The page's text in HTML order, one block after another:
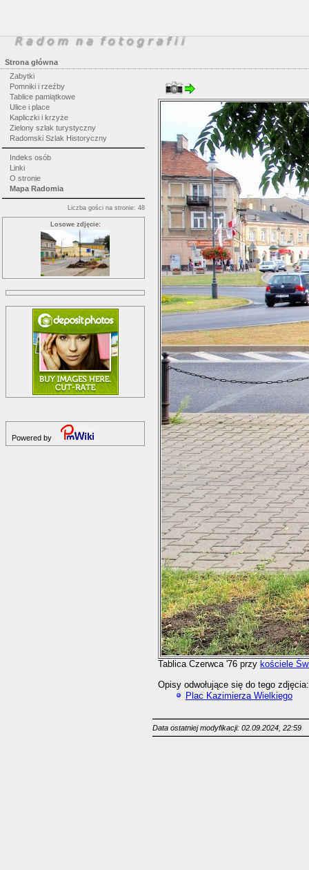
Strona główna
Zabytki
Pomniki i rzeźby
Tablice pamiątkowe
Ulice i place
Kapliczki i krzyże
Zielony szlak turystyczny
Radomski Szlak Historyczny
Indeks osób
Linki
O stronie
Mapa Radomia
Liczba gości na stronie: 48
Losowe zdjęcie:
Powered by
Tablica Czerwca '76 przy kościele
Opisy odwołujące się do tego zdjęcia:
Plac Kazimierza Wielkiego
Data ostatniej modyfikacji: 02.09.2024, 22:59